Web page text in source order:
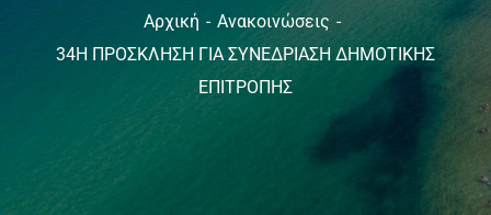
Αρχική
Ανακοινώσεις
34Η ΠΡΟΣΚΛΗΣΗ ΓΙΑ ΣΥΝΕΔΡΙΑΣΗ ΔΗΜΟΤΙΚΗΣ
ΕΠΙΤΡΟΠΗΣ